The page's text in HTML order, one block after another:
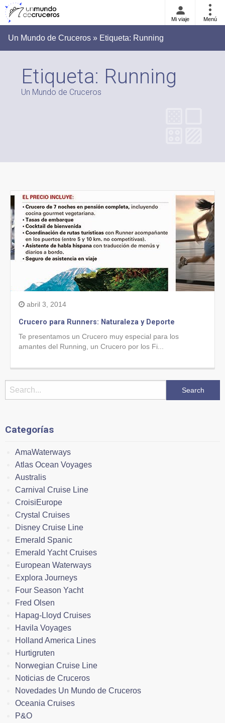
Mi viaje Menú
Un Mundo de Cruceros » Etiqueta: Running
Etiqueta: Running
Un Mundo de Cruceros
abril 3, 2014
Crucero para Runners: Naturaleza y Deporte
Te presentamos un Crucero muy especial para los
amantes del Running, un Crucero por los Fi...
Categorías
AmaWaterways
Atlas Ocean Voyages
Australis
Carnival Cruise Line
CroisiEurope
Crystal Cruises
Disney Cruise Line
Emerald Spanic
Emerald Yacht Cruises
European Waterways
Explora Journeys
Four Season Yacht
Fred Olsen
Hapag-Lloyd Cruises
Havila Voyages
Holland America Lines
Hurtigruten
Norwegian Cruise Line
Noticias de Cruceros
Novedades Un Mundo de Cruceros
Oceania Cruises
P&O